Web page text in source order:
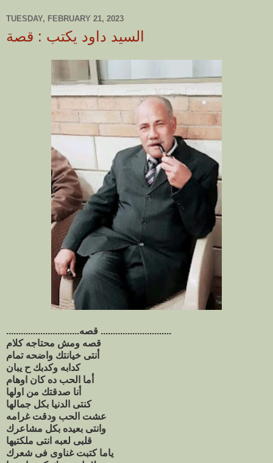
TUESDAY, FEBRUARY 21, 2023
السيد داود يكتب : قصة
..............................قصه .............................
قصه ومش محتاجه كلام
أنتى خيانتك واضحه تمام
كدابه وكدبك ح يبان
أما الحب ده كان اوهام
أنا صدقتك من اولها
كنتى الدنيا بكل جمالها
وانتى بعيده بكل مشاعرك
قلبى لعبه انتى ملكتيها
ياما كتبت غناوى فى شعرك